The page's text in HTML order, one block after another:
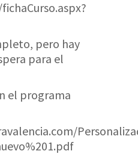
pero hay
para el
el programa